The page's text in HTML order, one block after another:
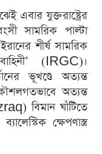
এবার যুক্তরাষ্ট্রের
সামরিক পাল্টা
শীর্ষ সামরিক
(IRGC)।
ভূখণ্ডে অত্যন্ত
অত্যন্ত
বিমান ঘাঁটিতে
ক্ষেপণাস্ত্র